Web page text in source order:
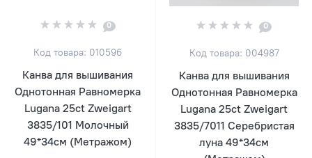
0
Код товара: 010596
Канва для вышивания
Однотонная Равномерка
Lugana 25ct Zweigart
3835/101 Молочный
49*34см (Метражом)
0
Код товара: 004987
Канва для вышивания
Однотонная Равномерка
Lugana 25ct Zweigart
3835/7011 Серебристая
луна 49*34см